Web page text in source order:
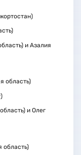
и Азалия
область)
и Олег
область)